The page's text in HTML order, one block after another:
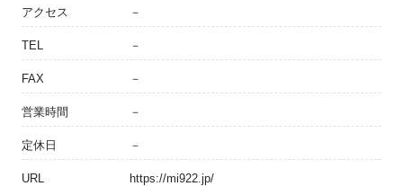
アクセス －
TEL －
FAX －
営業時間 －
定休日 －
URL https://mi922.jp/